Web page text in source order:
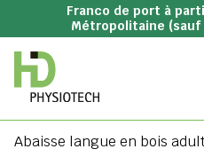
Franco de port à
Métropolitaine
Abaisse langue en bois